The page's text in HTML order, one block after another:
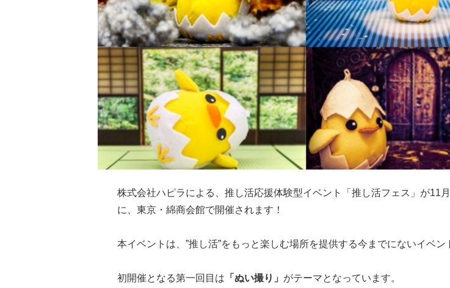
株式会社ハピラによる、推し活応援体験型イベント「推し活フェス」が11
に、東京・綿商会館で開催されます！
本イベントは、”推し活”をもっと楽しむ場所を提供する今までにないイベン
初開催となる第一回目は 「ぬい撮り」 がテーマとなっています。